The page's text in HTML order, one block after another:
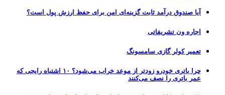
آیا صندوق درآمد ثابت گزینه‌ای امن برای حفظ ارزش پول است؟
اجاره ون تشریفاتی
تعمیر کولر گازی سامسونگ
چرا باتری خودرو زودتر از موعد خراب می‌شود؟ ۱۰ اشتباه رایجی که
عمر باتری را نصف می‌کنند